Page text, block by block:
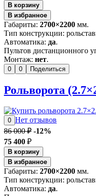
В корзину
В избранное
Габариты: 2700×2200 мм.
Тип конструкции:
Автоматика: да.
Пультов дистанционного
Монтаж: нет.
0 0 Поделиться
Рольворота
0 Нет отзывов
86 000 ₽ -12%
75 400 ₽
В корзину
В избранное
Габариты: 2700×2200 мм.
Тип конструкции:
Автоматика: да.